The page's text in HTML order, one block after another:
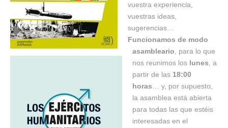
vuestra experiencia,
vuestras ideas,
sugerencias…
Funcionamos de modo
asambleario , para lo que
nos reunimos los lunes , a
partir de las 18:00
horas … y, por supuesto,
la asamblea está abierta
para todas las que estéis
interesadas en el